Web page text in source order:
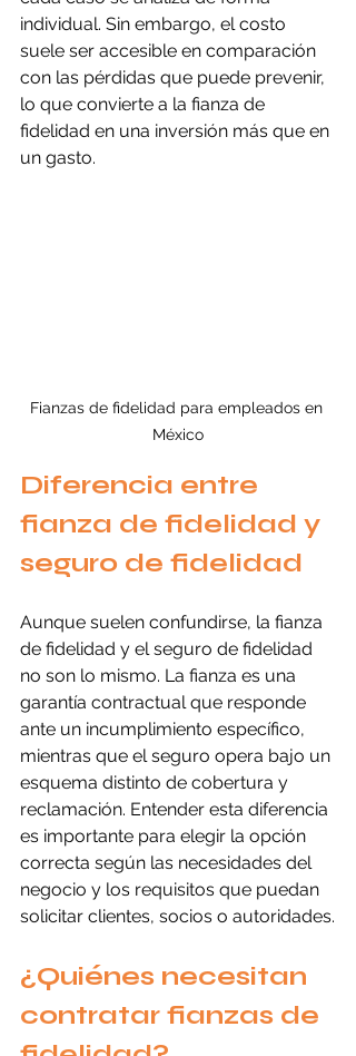
individual. Sin embargo, el costo
suele ser accesible en comparación
con las pérdidas que puede prevenir,
lo que convierte a la fianza de
fidelidad en una inversión más que en
un gasto.
Fianzas de fidelidad para empleados en
México
Diferencia entre
fianza de fidelidad y
seguro de fidelidad
Aunque suelen confundirse, la fianza
de fidelidad y el seguro de fidelidad
no son lo mismo. La fianza es una
garantía contractual que responde
ante un incumplimiento específico,
mientras que el seguro opera bajo un
esquema distinto de cobertura y
reclamación. Entender esta diferencia
es importante para elegir la opción
correcta según las necesidades del
negocio y los requisitos que puedan
solicitar clientes, socios o autoridades.
¿Quiénes necesitan
contratar fianzas de